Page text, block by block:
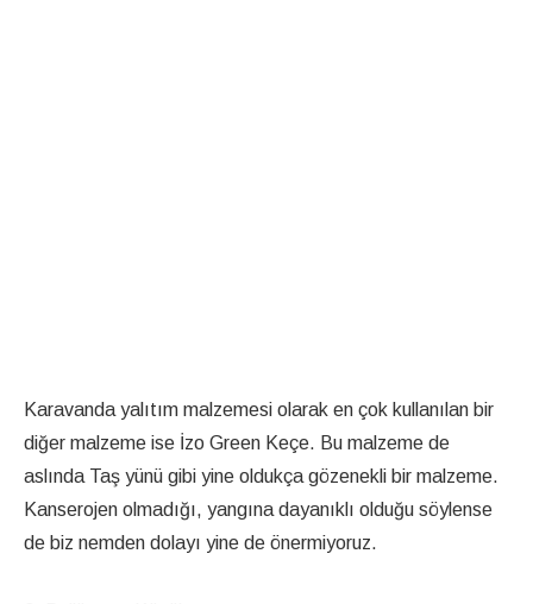
Karavanda yalıtım malzemesi olarak en çok kullanılan bir
diğer malzeme ise İzo Green Keçe. Bu malzeme de
aslında Taş yünü gibi yine oldukça gözenekli bir malzeme.
Kanserojen olmadığı, yangına dayanıklı olduğu söylense
de biz nemden dolayı yine de önermiyoruz.